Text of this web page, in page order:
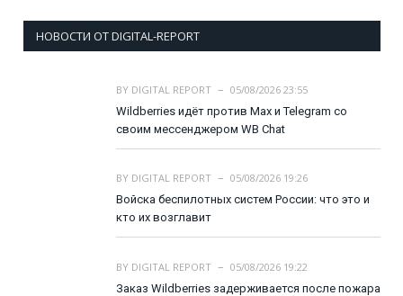
НОВОСТИ ОТ DIGITAL-REPORT
BY DIGITAL REPORT
05/08/2026 23:55
Wildberries идёт против Max и Telegram со
своим мессенджером WB Chat
BY DIGITAL REPORT
05/08/2026 19:26
Войска беспилотных систем России: что это и
кто их возглавит
BY DIGITAL REPORT
05/08/2026 19:22
Заказ Wildberries задерживается после пожара